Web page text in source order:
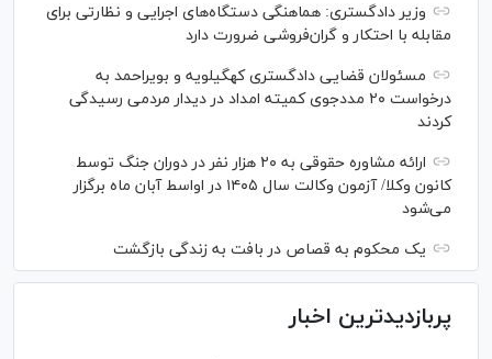
وزیر دادگستری: هماهنگی دستگاه‌های اجرایی و نظارتی برای
مقابله با احتکار و گران‌فروشی ضرورت دارد
مسئولان قضایی دادگستری کهگیلویه و بویراحمد به
درخواست‌ ۲۰ مددجوی کمیته امداد در دیدار مردمی رسیدگی
کردند
ارائه مشاوره حقوقی به ۲۰ هزار نفر در دوران جنگ توسط
کانون وکلا/ آزمون وکالت سال ۱۴۰۵ در اواسط آبان ماه برگزار
می‌شود
یک محکوم به قصاص در بافت به زندگی بازگشت
پربازدیدترین اخبار